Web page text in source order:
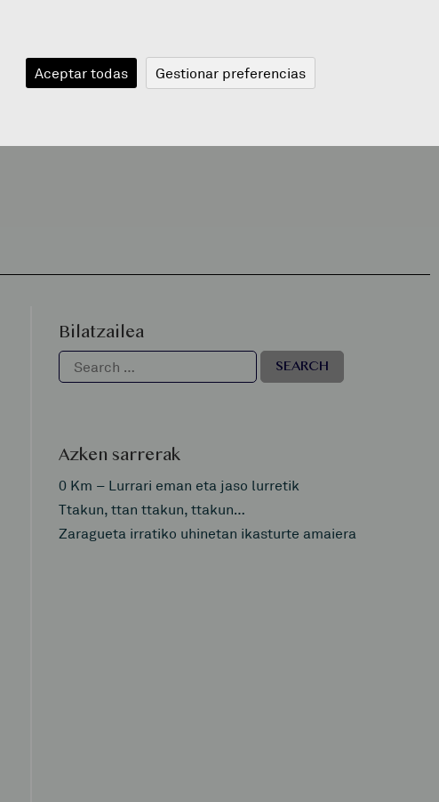
BIDEA JANGELA BLOGA BERRIAK
Bilatzailea
Azken sarrerak
0 Km – Lurrari eman eta jaso lurretik
Ttakun, ttan ttakun, ttakun…
Zaragueta irratiko uhinetan ikasturte amaiera
Aceptar todas Gestionar preferencias